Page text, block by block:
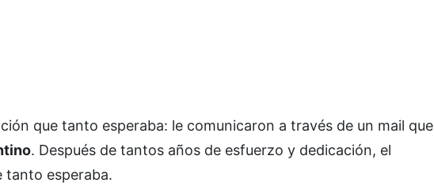
que tanto esperaba: le comunicaron a través de un mail que
. Después de tantos años de esfuerzo y dedicación, el
tanto esperaba.